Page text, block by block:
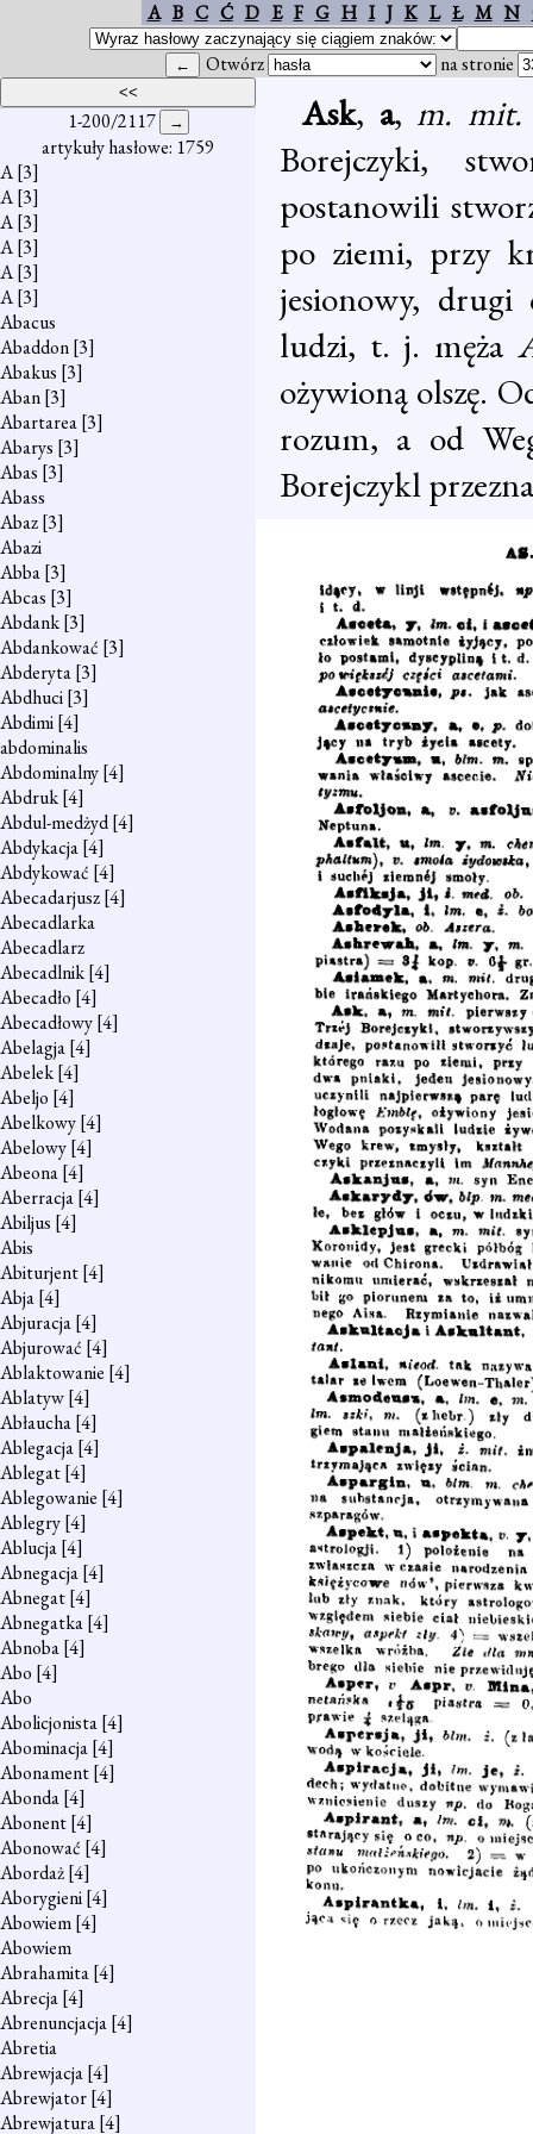
A B C Ć D E F G H I J K L Ł M N
Otwórz na stronie
1-200/2117
artykuły hasłowe: 1759
A[3]
A[3]
A[3]
A[3]
A[3]
A[3]
Abacus
Abaddon[3]
Abakus [3]
Aban[3]
Abartarea[3]
Abarys [3]
Abas [3]
Abass
Abaz[3]
Abazi
Abba[3]
Abcas [3]
Abdank[3]
Abdankować [3]
Abderyta[3]
Abdhuci[3]
Abdimi[4]
abdominalis
Abdominalny[4]
Abdruk[4]
Abdul-medżyd[4]
Abdykacja[4]
Abdykować [4]
Abecadarjusz[4]
Abecadlarka
Abecadlarz
Abecadlnik[4]
Abecadło [4]
Abecadłowy[4]
Abelagja[4]
Abelek[4]
Abeljo [4]
Abelkowy[4]
Abelowy[4]
Abeona[4]
Aberracja[4]
Abiljus [4]
Abis
Abiturjent[4]
Abja[4]
Abjuracja[4]
Abjurować [4]
Ablaktowanie [4]
Ablatyw[4]
Abłaucha[4]
Ablegacja[4]
Ablegat[4]
Ablegowanie [4]
Ablegry[4]
Ablucja[4]
Abnegacja[4]
Abnegat[4]
Abnegatka[4]
Abnoba[4]
Abo [4]
Abo
Abolicjonista[4]
Abominacja[4]
Abonament[4]
Abonda[4]
Abonent[4]
Abonować [4]
Abordaż[4]
Aborygieni[4]
Abowiem[4]
Abowiem
Abrahamita[4]
Abrecja[4]
Abrenuncjacja[4]
Abretia
Abrewjacja[4]
Abrewjator[4]
Abrewjatura[4]
Ask, a, m.
Borejczyki,
postanowili
po ziemi, przy
jesionowy,
ludzi, t. j. męża
ożywioną olszę.
rozum, a od
Borejczykl